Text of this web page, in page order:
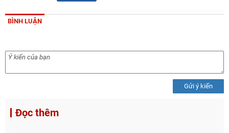
BÌNH LUẬN
Gửi ý kiến
Đọc thêm